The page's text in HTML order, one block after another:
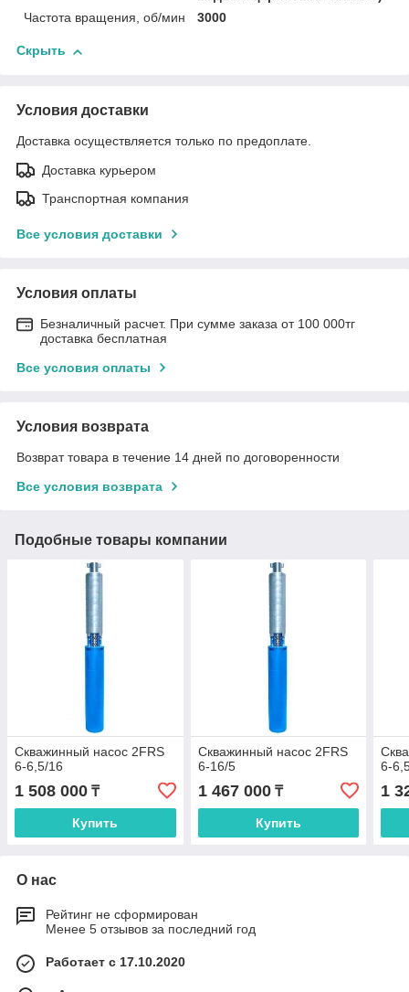
Частота вращения, об/мин
3000
Скрыть
Условия доставки
Доставка осуществляется только по предоплате.
Доставка курьером
Транспортная компания
Все условия доставки
Условия оплаты
Безналичный расчет. При сумме заказа от 100 000тг
доставка бесплатная
Все условия оплаты
Условия возврата
Возврат товара в течение 14 дней по договоренности
Все условия возврата
Подобные товары компании
Скважинный насос 2FRS
6-6,5/16
1 508 000 ₸
Купить
Скважинный насос 2FRS
6-16/5
1 467 000₸
Купить
6-
1
О нас
Рейтинг не сформирован
Менее 5 отзывов за последний год
Работает с 17.10.2020